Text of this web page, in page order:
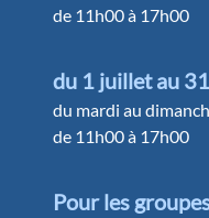
de 11h00 à 17h00
du 1 juillet au
du mardi au
de 11h00 à 17h00
Pour les